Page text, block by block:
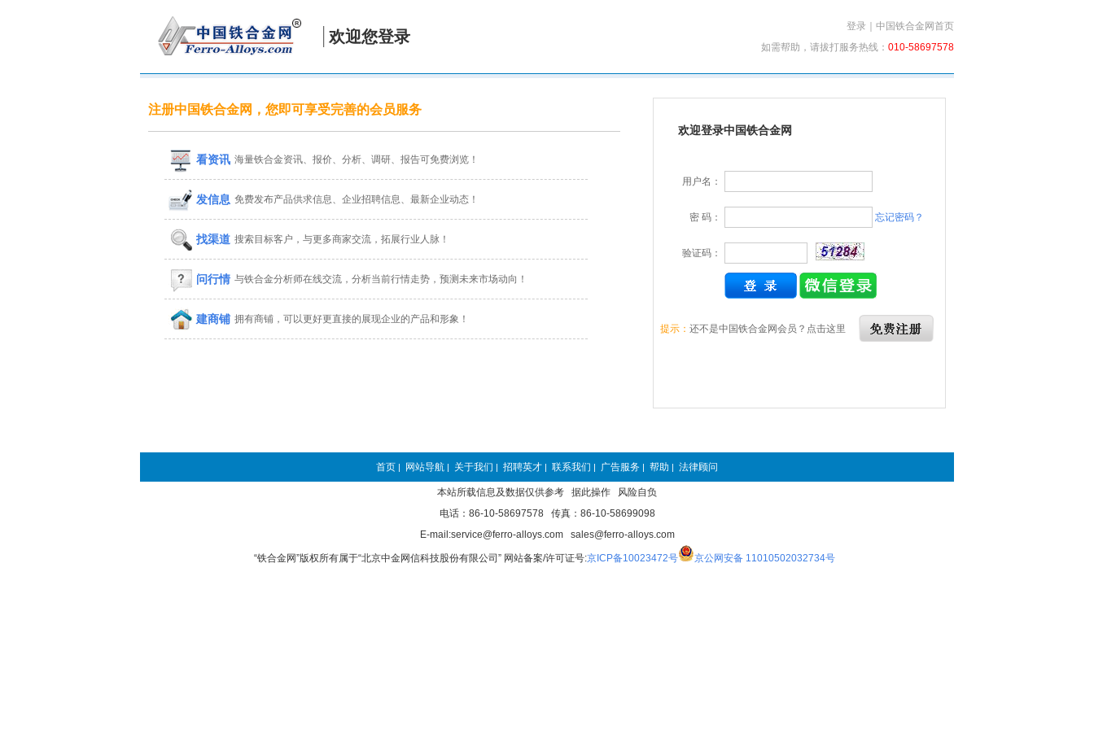
欢迎您登录
登录
中国铁合金网首页
如需帮助，请拔打服务热线： 010-58697578
注册中国铁合金网，您即可享受完善的会员服务
看资讯 海量铁合金资讯、报价、分析、调研、报告可免费浏览！
发信息 免费发布产品供求信息、企业招聘信息、最新企业动态！
找渠道 搜索目标客户，与更多商家交流，拓展行业人脉！
问行情 与铁合金分析师在线交流，分析当前行情走势，预测未来市场动向！
建商铺 拥有商铺，可以更好更直接的展现企业的产品和形象！
欢迎登录中国铁合金网
用户名：
密 码： 忘记密码？
验证码：
提示： 还不是中国铁合金网会员？点击这里
首页 | 网站导航 | 关于我们 | 招聘英才 | 联系我们 | 广告服务 | 帮助 | 法律顾问
本站所载信息及数据仅供参考 据此操作 风险自负
电话：86-10-58697578 传真：86-10-58699098
E-mail:service@ferro-alloys.com sales@ferro-alloys.com
“铁合金网”版权所有属于“北京中金网信科技股份有限公司” 网站备案/许可证号:京ICP备10023472号 京公网安备 11010502032734号